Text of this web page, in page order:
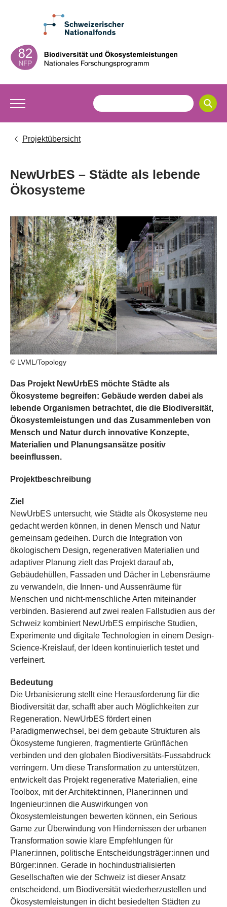
Projektübersicht
NewUrbES – Städte als lebende
Ökosysteme
© LVML/Topology
Das Projekt NewUrbES möchte Städte als
Ökosysteme begreifen: Gebäude werden dabei als
lebende Organismen betrachtet, die die Biodiversität,
Ökosystemleistungen und das Zusammenleben von
Mensch und Natur durch innovative Konzepte,
Materialien und Planungsansätze positiv
beeinflussen.
Projektbeschreibung
Ziel
NewUrbES untersucht, wie Städte als Ökosysteme neu
gedacht werden können, in denen Mensch und Natur
gemeinsam gedeihen. Durch die Integration von
ökologischem Design, regenerativen Materialien und
adaptiver Planung zielt das Projekt darauf ab,
Gebäudehüllen, Fassaden und Dächer in Lebensräume
zu verwandeln, die Innen- und Aussenräume für
Menschen und nicht-menschliche Arten miteinander
verbinden. Basierend auf zwei realen Fallstudien aus der
Schweiz kombiniert NewUrbES empirische Studien,
Experimente und digitale Technologien in einem Design-
Science-Kreislauf, der Ideen kontinuierlich testet und
verfeinert.
Bedeutung
Die Urbanisierung stellt eine Herausforderung für die
Biodiversität dar, schafft aber auch Möglichkeiten zur
Regeneration. NewUrbES fördert einen
Paradigmenwechsel, bei dem gebaute Strukturen als
Ökosysteme fungieren, fragmentierte Grünflächen
verbinden und den globalen Biodiversitäts-Fussabdruck
verringern. Um diese Transformation zu unterstützen,
entwickelt das Projekt regenerative Materialien, eine
Toolbox, mit der Architekt:innen, Planer:innen und
Ingenieur:innen die Auswirkungen von
Ökosystemleistungen bewerten können, ein Serious
Game zur Überwindung von Hindernissen der urbanen
Transformation sowie klare Empfehlungen für
Planer:innen, politische Entscheidungsträger:innen und
Bürger:innen. Gerade in hochindustrialisierten
Gesellschaften wie der Schweiz ist dieser Ansatz
entscheidend, um Biodiversität wiederherzustellen und
Ökosystemleistungen in dicht besiedelten Städten zu